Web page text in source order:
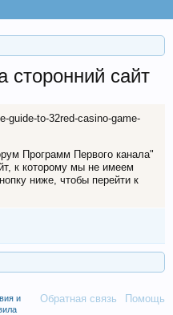
сторонний сайт
guide-to-32red-casino-game-
Программ Первого канала"
к которому мы не имеем
ниже, чтобы перейти к
Обратная связь Помощь
и